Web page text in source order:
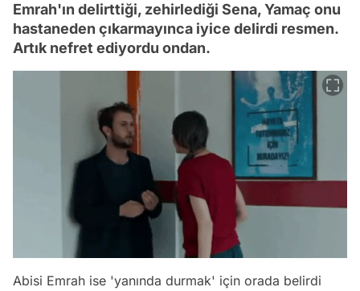
Emrah'ın delirttiği, zehirlediği Sena, Yamaç onu
hastaneden çıkarmayınca iyice delirdi resmen.
Artık nefret ediyordu ondan.
Abisi Emrah ise 'yanında durmak' için orada belirdi